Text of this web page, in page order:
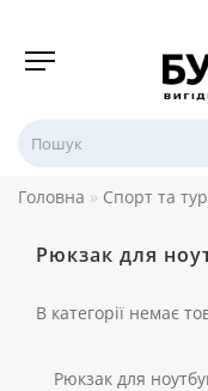
Головна Спорт та
Рюкзак для
В категорії немає
Рюкзак для